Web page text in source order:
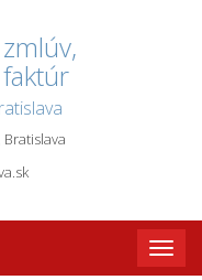
Toggle